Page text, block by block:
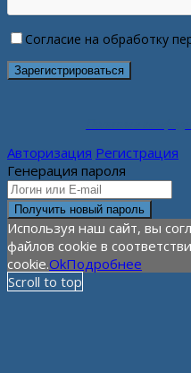
Согласие на обработку
Авторизация Регистрация
Генерация пароля
Используя наш сайт, вы
файлов cookie в
cookie.OkПодробнее
Scroll to top